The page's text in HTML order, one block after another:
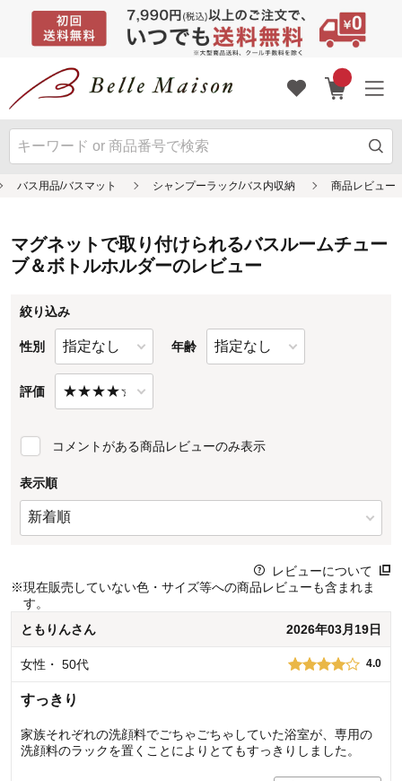
マグネットで取り付けられるバスルームチュー
ブ＆ボトルホルダーのレビュー
絞り込み
性別 年齢
評価
コメントがある商品レビューのみ表示
表示順
レビューについて
※現在販売していない色・サイズ等への商品レビューも含まれま
す。
ともりんさん 2026年03月19日
女性 ・ 50代 4.0
すっきり
家族それぞれの洗顔料でごちゃごちゃしていた浴室が、専用の
洗顔料のラックを置くことによりとてもすっきりしました。